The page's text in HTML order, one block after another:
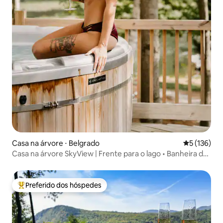
Casa na árvore ⋅ Belgrado 5 de uma
5 (136)
Casa na árvore SkyView | Frente para o lago • Banheira de
Entre os melhores preferidos dos hóspedes
Preferido dos hóspedes